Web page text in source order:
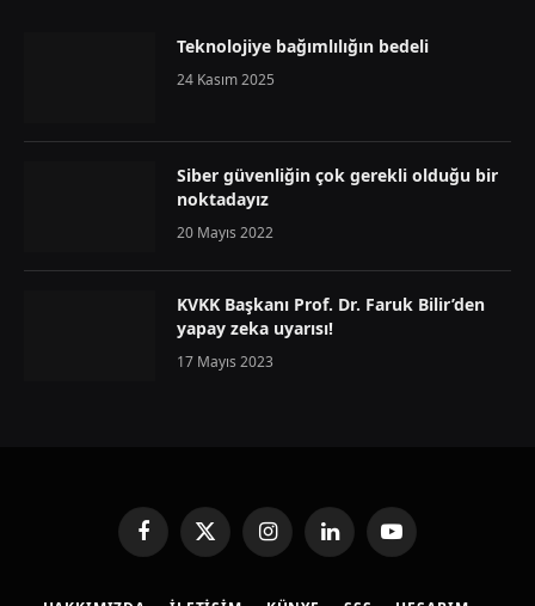
Teknolojiye bağımlılığın bedeli
24 Kasım 2025
Siber güvenliğin çok gerekli olduğu bir
noktadayız
20 Mayıs 2022
KVKK Başkanı Prof. Dr. Faruk Bilir’den
yapay zeka uyarısı!
17 Mayıs 2023
FacebookX
(Twitter)
InstagramLinkedInYouTube